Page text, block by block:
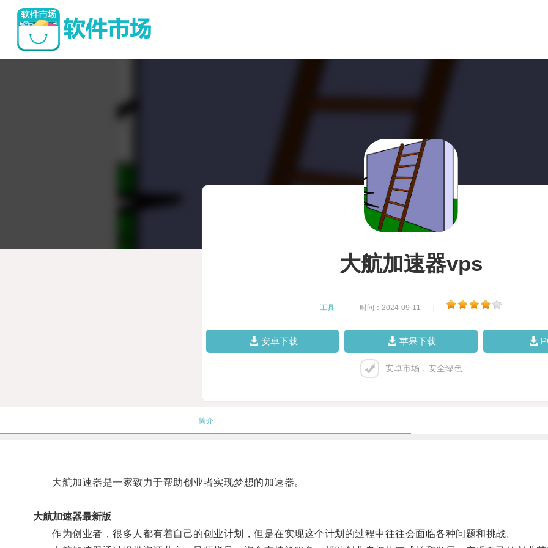
大航加速器vps
工具 时间：2024-09-11
安卓下载 苹果下载
安卓市场，安全绿色
简介
大航加速器是一家致力于帮助创业者实现梦想的加速器。
大航加速器最新版
作为创业者，很多人都有着自己的创业计划，但是在实现这个计划的过程中往往会面临各种问题和挑战。